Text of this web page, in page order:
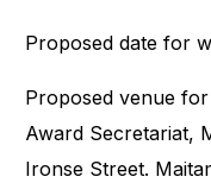
Proposed date for
Proposed venue
Award Secretariat,
Ironse Street.